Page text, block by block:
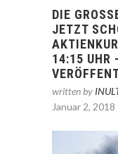
DIE
ETZT
4:15 UHR –
written by
Januar 2, 2018